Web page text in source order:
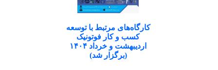
کارگاه‌های مرتبط با توسعه
کسب و کار فوتونیک
اردیبهشت و خرداد ۱۴۰۴
(برگزار شد)